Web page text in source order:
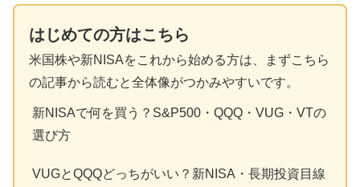
はじめての方はこちら
米国株や新NISAをこれから始める方は、まずこちら
の記事から読むと全体像がつかみやすいです。
新NISAで何を買う？S&P500・QQQ・VUG・VTの
選び方
VUGとQQQどっちがいい？新NISA・長期投資目線